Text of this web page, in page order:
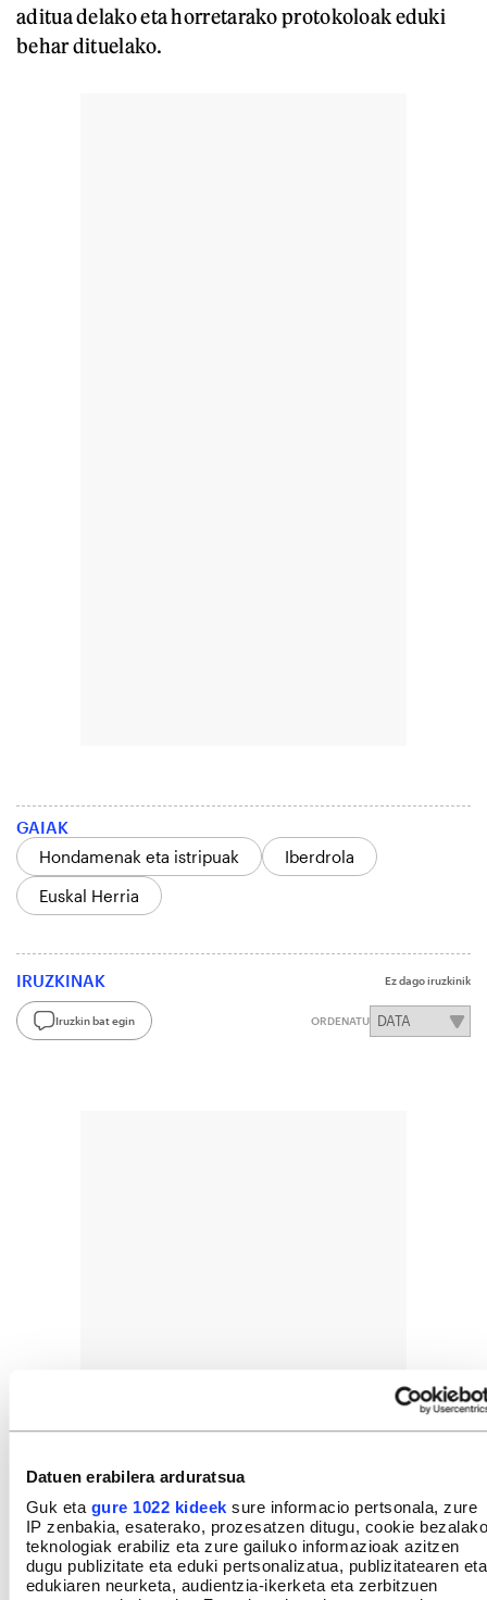
Datuen erabilera arduratsua
Guk eta gure 1022 kideek sure informacio pertsonala, zure
IP zenbakia, esaterako, prozesatzen ditugu, cookie bezalako
teknologiak erabiliz eta zure gailuko informazioak azitzen
dugu publizitate eta eduki pertsonalizatua, publizitatearen eta
edukiaren neurketa, audientzia-ikerketa eta zerbitzuen
aditua delako eta horretarako protokoloak eduki
behar dituelako.
GAIAK
Hondamenak eta istripuak
Iberdrola
Euskal Herria
IRUZKINAK Ez dago iruzkinik
Iruzkin bat egin ORDENATU